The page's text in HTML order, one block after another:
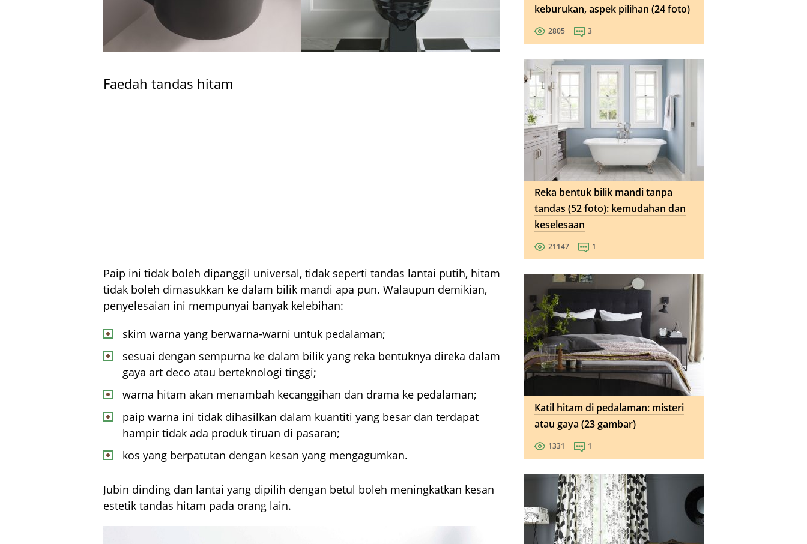
Faedah tandas hitam
Paip ini tidak boleh dipanggil universal, tidak seperti tandas lantai putih, hitam
tidak boleh dimasukkan ke dalam bilik mandi apa pun. Walaupun demikian,
penyelesaian ini mempunyai banyak kelebihan:
skim warna yang berwarna-warni untuk pedalaman;
sesuai dengan sempurna ke dalam bilik yang reka bentuknya direka dalam
gaya art deco atau berteknologi tinggi;
warna hitam akan menambah kecanggihan dan drama ke pedalaman;
paip warna ini tidak dihasilkan dalam kuantiti yang besar dan terdapat
hampir tidak ada produk tiruan di pasaran;
kos yang berpatutan dengan kesan yang mengagumkan.
Jubin dinding dan lantai yang dipilih dengan betul boleh meningkatkan kesan
estetik tandas hitam pada orang lain.
keburukan, aspek pilihan (24 foto)
2805 3
Reka bentuk bilik mandi tanpa
tandas (52 foto): kemudahan dan
keselesaan
21147 1
Katil hitam di pedalaman: misteri
atau gaya (23 gambar)
1331 1